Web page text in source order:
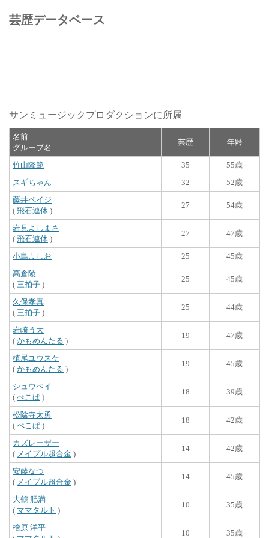
芸歴データベース
サンミュージックプロダクションに所属
名前
グループ名
芸歴 年齢
竹山隆範 35
55歳
スギちゃん
32
52歳
藤井ペイジ
( 飛石連休 )
27 54歳
岩見よしまさ
( 飛石連休 )
27 47歳
小島よしお 25
45歳
高倉陵
( 三拍子 )
25 45歳
久保孝真
( 三拍子 )
25 44歳
岩崎う大
( かもめんたる )
19 47歳
槙尾ユウスケ
( かもめんたる )
19 45歳
シュウペイ
( ぺこぱ )
18 39歳
松陰寺太勇
( ぺこぱ )
18 42歳
カズレーザー
( メイプル超合金 )
14 42歳
安藤なつ
( メイプル超合金 )
14 45歳
大鶴 肥満
( ママタルト )
10 35歳
檜原 洋平
10 35歳